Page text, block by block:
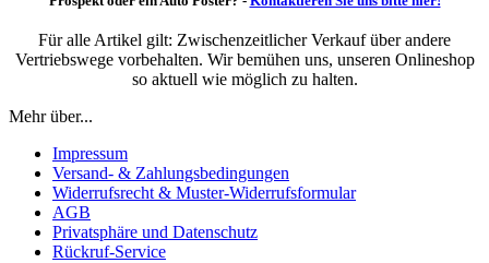
Für alle Artikel gilt: Zwischenzeitlicher Verkauf über andere
Vertriebswege vorbehalten. Wir bemühen uns, unseren Onlineshop
so aktuell wie möglich zu halten.
Mehr über...
Impressum
Versand- & Zahlungsbedingungen
Widerrufsrecht & Muster-Widerrufsformular
AGB
Privatsphäre und Datenschutz
Rückruf-Service